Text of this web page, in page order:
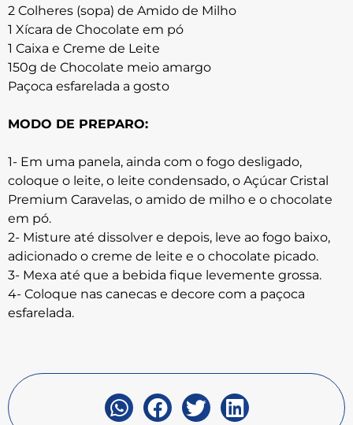
2 Colheres (sopa) de Amido de Milho
1 Xícara de Chocolate em pó
1 Caixa e Creme de Leite
150g de Chocolate meio amargo
Paçoca esfarelada a gosto
MODO DE PREPARO:
1- Em uma panela, ainda com o fogo desligado,
coloque o leite, o leite condensado, o Açúcar Cristal
Premium Caravelas, o amido de milho e o chocolate
em pó.
2- Misture até dissolver e depois, leve ao fogo baixo,
adicionado o creme de leite e o chocolate picado.
3- Mexa até que a bebida fique levemente grossa.
4- Coloque nas canecas e decore com a paçoca
esfarelada.